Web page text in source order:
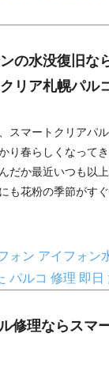
の水没復旧な
リア札幌パル
スマートクリアパ
り春らしくなって
だか最近いつも以
も花粉の季節がす
ォン アイフォン
パルコ 修理 即日
修理ならスマ